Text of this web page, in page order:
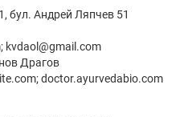
бул. Андрей Ляпчев 51
kvdaol@gmail.com
Драгов
doctor.ayurvedabio.com